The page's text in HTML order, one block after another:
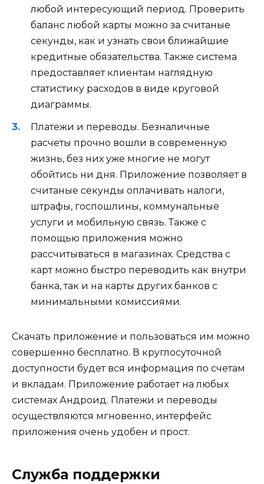
любой интересующий период. Проверить
баланс любой карты можно за считаные
секунды, как и узнать свои ближайшие
кредитные обязательства. Также система
предоставляет клиентам наглядную
статистику расходов в виде круговой
диаграммы.
Платежи и переводы. Безналичные
расчеты прочно вошли в современную
жизнь, без них уже многие не могут
обойтись ни дня. Приложение позволяет в
считаные секунды оплачивать налоги,
штрафы, госпошлины, коммунальные
услуги и мобильную связь. Также с
помощью приложения можно
рассчитываться в магазинах. Средства с
карт можно быстро переводить как внутри
банка, так и на карты других банков с
минимальными комиссиями.
Скачать приложение и пользоваться им можно
совершенно бесплатно. В круглосуточной
доступности будет вся информация по счетам
и вкладам. Приложение работает на любых
системах Андроид. Платежи и переводы
осуществляются мгновенно, интерфейс
приложения очень удобен и прост.
Служба поддержки